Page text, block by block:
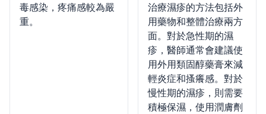
毒感染，疼痛感較為嚴
重。
治療濕疹的方法包括外
用藥物和整體治療兩方
面。對於急性期的濕
疹，醫師通常會建議使
用外用類固醇藥膏來減
輕炎症和搔癢感。對於
慢性期的濕疹，則需要
積極保濕，使用潤膚劑